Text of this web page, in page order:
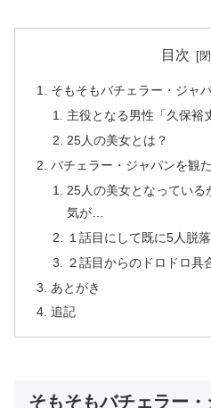
目次
そもそもバチェラー・ジャ
主役となる男性「久保裕
25人の美女とは？
バチェラー・ジャパンを観
25人の美女となってい
気が…
１話目にして既に5人脱
２話目からのドロドロ具
あとがき
追記
そもそもバチェラー